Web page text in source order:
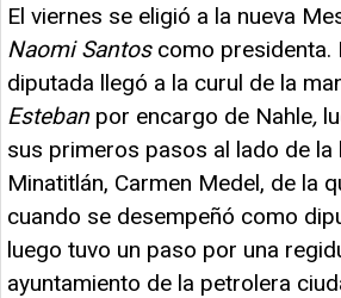
El viernes se eligió a la nueva
Naomi Santos como presidenta.
diputada llegó a la curul de la
Esteban por encargo de Nahle,
sus primeros pasos al lado de la
Minatitlán, Carmen Medel, de la
cuando se desempeñó como
luego tuvo un paso por una
ayuntamiento de la petrolera